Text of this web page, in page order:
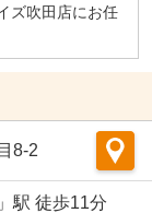
ズ吹田店にお任
8-2
」駅 徒歩11分